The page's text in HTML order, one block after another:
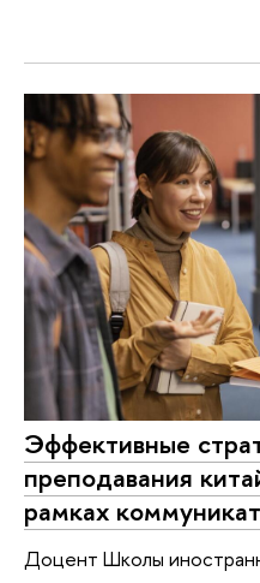
Эффективные
преподавания
рамках
Доцент Школы